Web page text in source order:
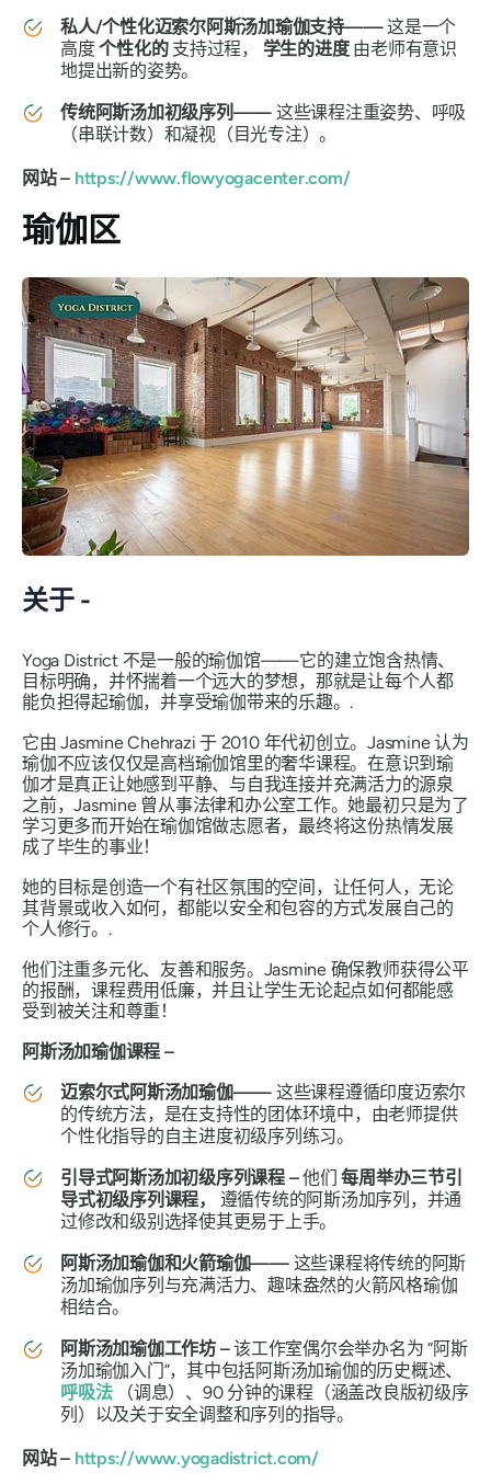
私人/个性化迈索尔阿斯汤加瑜伽支持——这是一个
高度个性化的支持过程， 学生的进度由老师有意识
地提出新的姿势。
传统阿斯汤加初级序列—— 这些课程注重姿势、呼吸
（串联计数）和凝视（目光专注）。
网站 – https://www.flowyogacenter.com/
瑜伽区
关于 -
Yoga District 不是一般的瑜伽馆——它的建立饱含热情、
目标明确，并怀揣着一个远大的梦想，那就是让每个人都
能负担得起瑜伽，并享受瑜伽带来的乐趣。.
它由 Jasmine Chehrazi 于 2010 年代初创立。Jasmine 认为
瑜伽不应该仅仅是高档瑜伽馆里的奢华课程。在意识到瑜
伽才是真正让她感到平静、与自我连接并充满活力的源泉
之前，Jasmine 曾从事法律和办公室工作。她最初只是为了
学习更多而开始在瑜伽馆做志愿者，最终将这份热情发展
成了毕生的事业！
她的目标是创造一个有社区氛围的空间，让任何人，无论
其背景或收入如何，都能以安全和包容的方式发展自己的
个人修行。.
他们注重多元化、友善和服务。Jasmine 确保教师获得公平
的报酬，课程费用低廉，并且让学生无论起点如何都能感
受到被关注和尊重！
阿斯汤加瑜伽课程 –
迈索尔式阿斯汤加瑜伽—— 这些课程遵循印度迈索尔
的传统方法，是在支持性的团体环境中，由老师提供
个性化指导的自主进度初级序列练习。
引导式阿斯汤加初级序列课程 –他们每周举办三节引
导式初级序列课程，
遵循传统的阿斯汤加序列，并通
过修改和级别选择使其更易于上手。
阿斯汤加瑜伽和火箭瑜伽—— 这些课程将传统的阿斯
汤加瑜伽序列与充满活力、趣味盎然的火箭风格瑜伽
相结合。
阿斯汤加瑜伽工作坊 –该工作室偶尔会举办名为“阿斯
汤加瑜伽入门”，其中包括阿斯汤加瑜伽的历史概述、
呼吸法（调息）、90 分钟的课程（涵盖改良版初级序
列）以及关于安全调整和序列的指导。
网站 – https://www.yogadistrict.com/